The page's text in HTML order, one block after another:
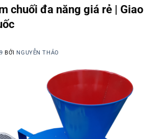
chuối đa năng giá rẻ | Giao
BỞI NGUYỄN THẢO